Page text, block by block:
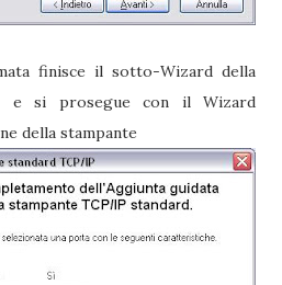
finisce il sotto-Wizard della
e si prosegue con il Wizard
della stampante